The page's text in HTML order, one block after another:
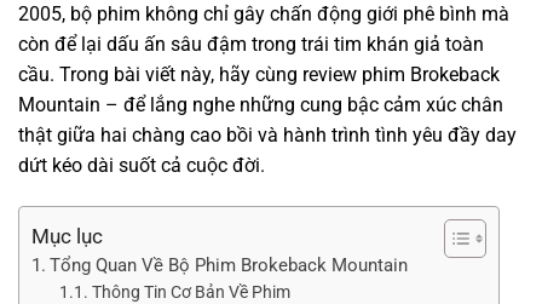
2005, bộ phim không chỉ gây chấn động giới phê bình mà
còn để lại dấu ấn sâu đậm trong trái tim khán giả toàn
cầu. Trong bài viết này, hãy cùng review phim Brokeback
Mountain – để lắng nghe những cung bậc cảm xúc chân
thật giữa hai chàng cao bồi và hành trình tình yêu đầy day
dứt kéo dài suốt cả cuộc đời.
Mục lục
Tổng Quan Về Bộ Phim Brokeback Mountain
Thông Tin Cơ Bản Về Phim